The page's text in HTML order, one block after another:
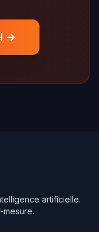
→
artificielle.